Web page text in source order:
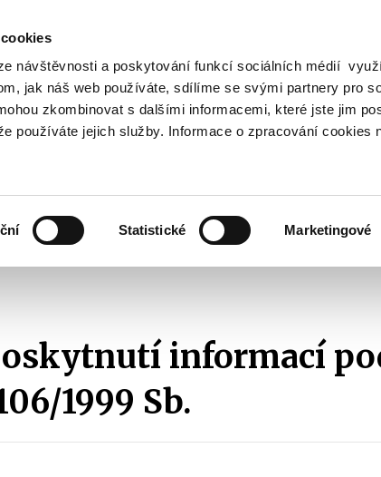
návštěvnosti a poskytování funkcí sociálních médií
jak náš web používáte, sdílíme se svými partnery pro
zkombinovat s dalšími informacemi, které jste jim
používáte jejich služby. Informace o zpracování cookies
Statistické Marketingové
Vyhledat
submenu
submenu
účetnictví
s veřejností Žádosti o informace dle zákona č. 106/1999 Sb.
informací
1999 Sb.